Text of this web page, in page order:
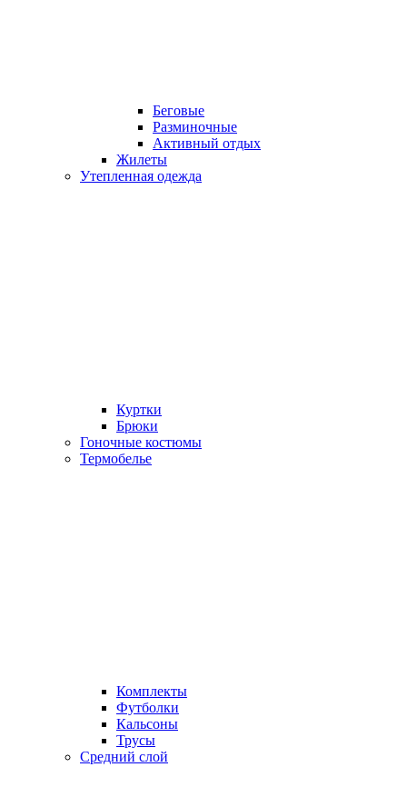
Беговые
Разминочные
Активный отдых
Жилеты
Утепленная одежда
Куртки
Брюки
Гоночные костюмы
Термобелье
Комплекты
Футболки
Кальсоны
Трусы
Средний слой